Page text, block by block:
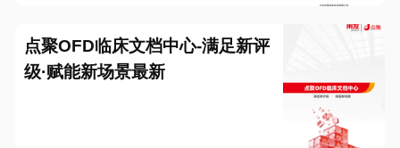
点聚OFD临床文档中心-满足新评
级·赋能新场景最新